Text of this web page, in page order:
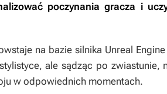
poczynania gracza i
na bazie silnika Unreal
ale sądząc po zwiastunie,
w odpowiednich momentach.